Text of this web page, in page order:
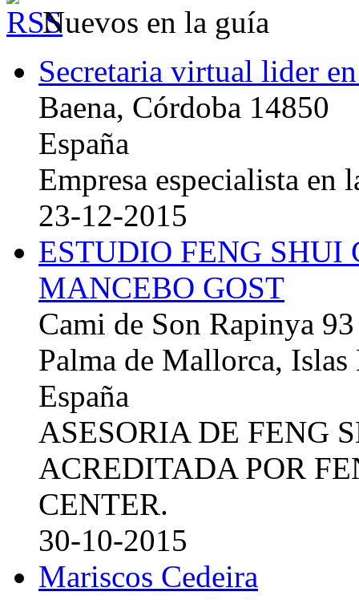
Nuevos en la guía
Secretaria virtual lider
Baena, Córdoba 14850
España
Empresa especialista en
23-12-2015
ESTUDIO FENG
MANCEBO GOST
Cami de Son Rapinya 93
Palma de Mallorca, Islas
España
ASESORIA DE FENG
ACREDITADA POR
CENTER.
30-10-2015
Mariscos Cedeira